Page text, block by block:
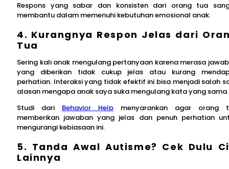
Respons yang sabar dan konsisten dari orang tua
membantu dalam memenuhi kebutuhan emosional anak.
4. Kurangnya Respon Jelas dari
Tua
Sering kali anak mengulang pertanyaan karena merasa
yang diberikan tidak cukup jelas atau kurang
perhatian. Interaksi yang tidak efektif ini bisa menjadi salah
alasan mengapa anak saya suka mengulang kata yang
Studi dari Behavior Help menyarankan agar orang
memberikan jawaban yang jelas dan penuh perhatian
mengurangi kebiasaan ini.
5. Tanda Awal Autisme? Cek Dulu
Lainnya